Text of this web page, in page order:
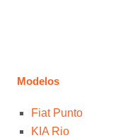
Modelos
Fiat Punto
KIA Rio